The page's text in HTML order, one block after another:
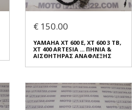
€ 150.00
YAMAHA XT 600 E, XT 600 3 TB,
XT 400 ARTESIA ... ΠΗΝΙΑ &
ΑΙΣΘΗΤΗΡΑΣ ΑΝΑΦΛΕΞΗΣ